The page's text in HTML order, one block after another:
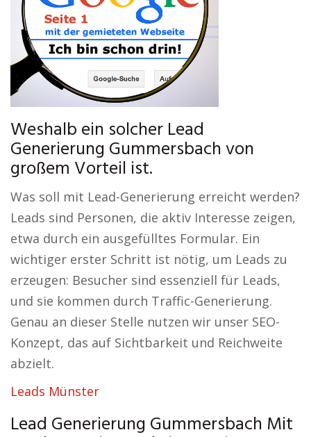
Weshalb ein solcher Lead
Generierung Gummersbach von
großem Vorteil ist.
Was soll mit Lead-Generierung erreicht werden?
Leads sind Personen, die aktiv Interesse zeigen,
etwa durch ein ausgefülltes Formular. Ein
wichtiger erster Schritt ist nötig, um Leads zu
erzeugen: Besucher sind essenziell für Leads,
und sie kommen durch Traffic-Generierung.
Genau an dieser Stelle nutzen wir unser SEO-
Konzept, das auf Sichtbarkeit und Reichweite
abzielt.
Leads Münster
Lead Generierung Gummersbach Mit